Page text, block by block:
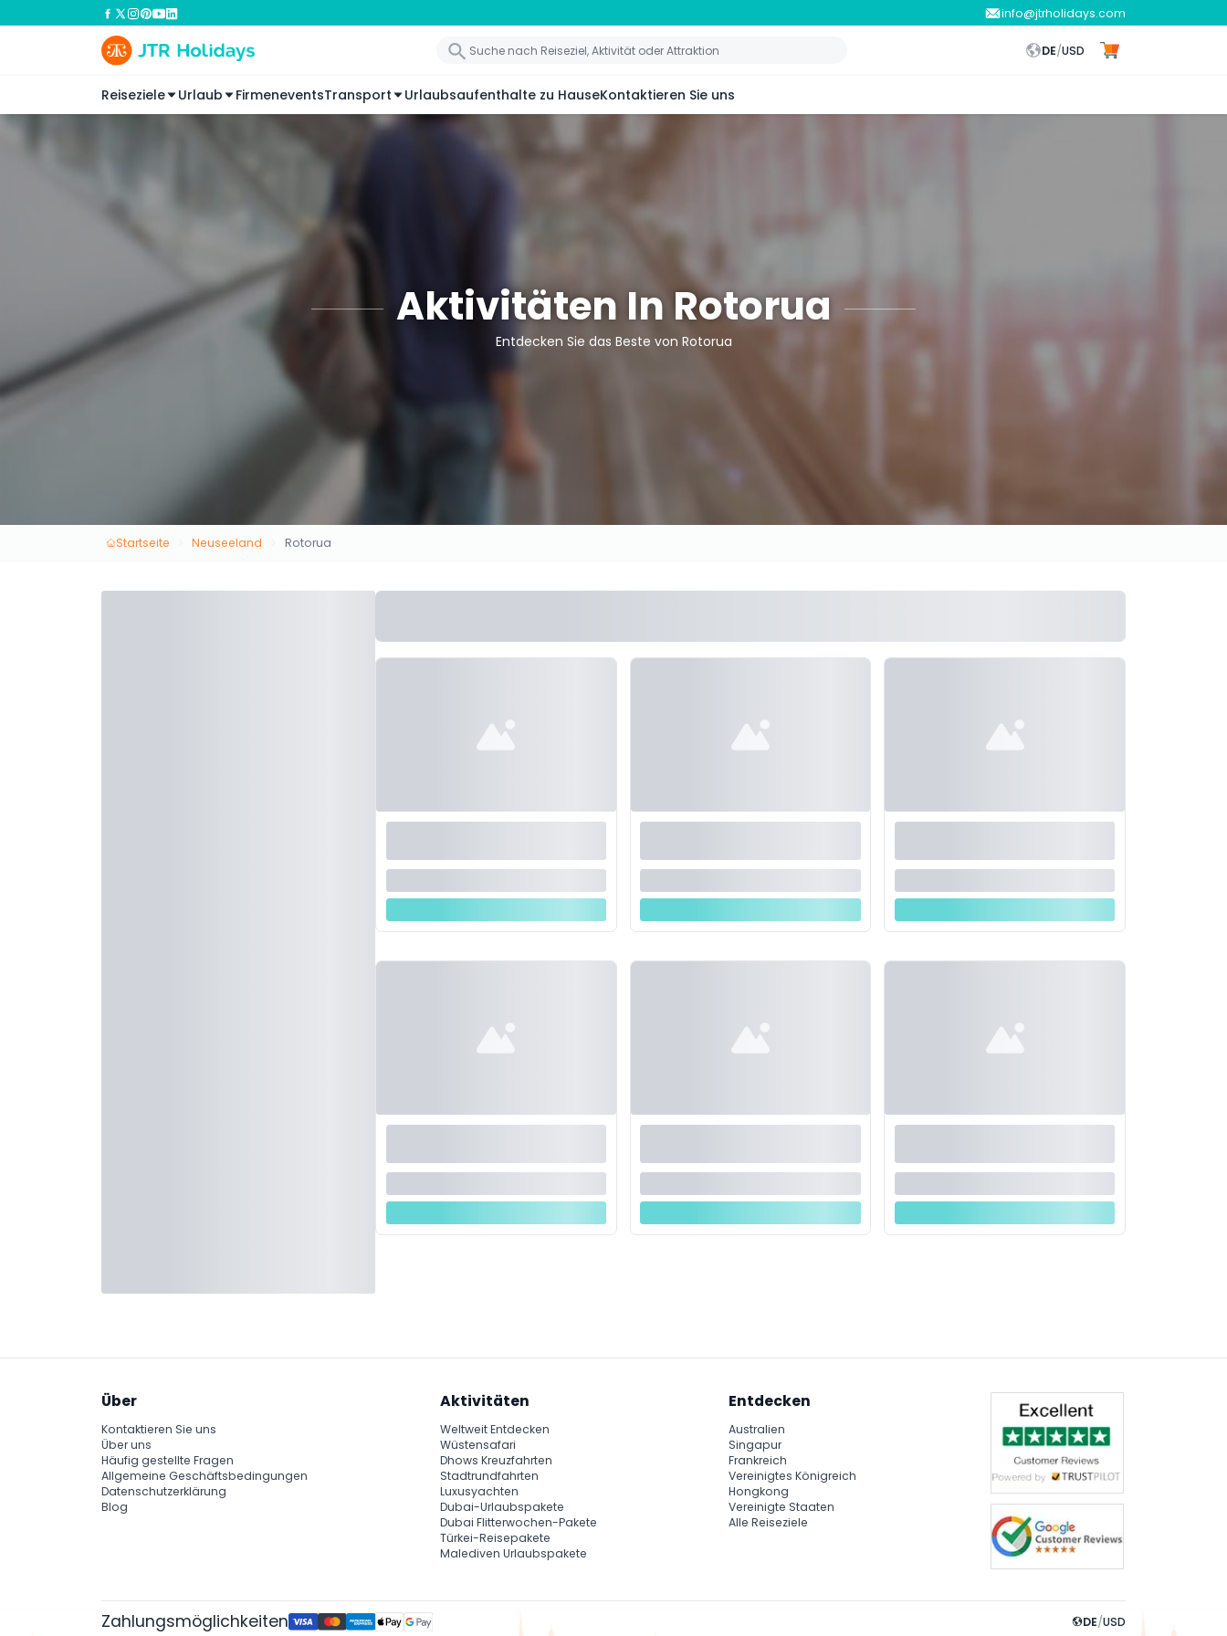
info@jtrholidays.com
DE/USD
Reiseziele Urlaub FirmeneventsTransport Urlaubsaufenthalte zu HauseKontaktieren Sie uns
Aktivitäten In Rotorua
Entdecken Sie das Beste von Rotorua
Startseite Neuseeland Rotorua
Über
Kontaktieren Sie uns
Über uns
Häufig gestellte Fragen
Allgemeine Geschäftsbedingungen
Datenschutzerklärung
Blog
Aktivitäten
Weltweit Entdecken
Wüstensafari
Dhows Kreuzfahrten
Stadtrundfahrten
Luxusyachten
Dubai-Urlaubspakete
Dubai Flitterwochen-Pakete
Türkei-Reisepakete
Malediven Urlaubspakete
Entdecken
Australien
Singapur
Frankreich
Vereinigtes Königreich
Hongkong
Vereinigte Staaten
Alle Reiseziele
Zahlungsmöglichkeiten DE/USD